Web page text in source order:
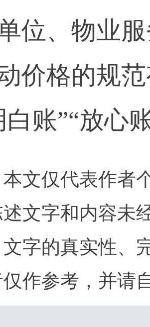
位、物业
价格的规
白账”“放心
文仅代表作者
文字和内容未
字的真实性、
作参考，并请